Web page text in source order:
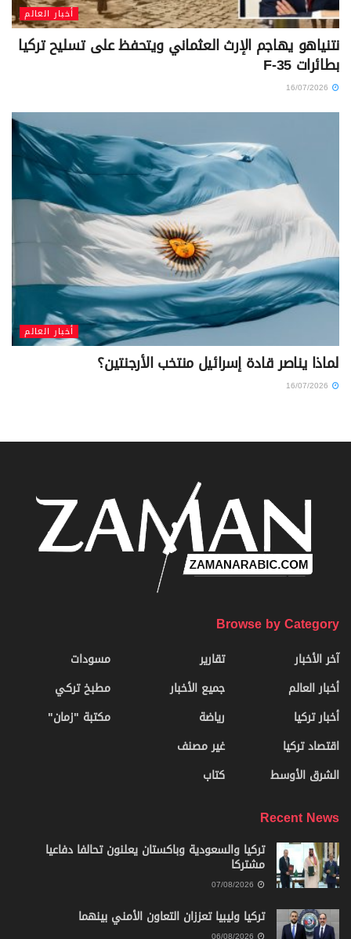
أخبار العالم
نتنياهو يهاجم الإرث العثماني ويتحفظ على تسليح تركيا
بطائرات F-35
أخبار العالم
لماذا يناصر قادة إسرائيل منتخب الأرجنتين؟
Browse by Category
آخر الأخبار
أخبار العالم
أخبار تركيا
اقتصاد تركيا
الشرق الأوسط
تقارير
جميع الأخبار
رياضة
غير مصنف
كتاب
مسودات
مطبخ تركي
مكتبة "زمان"
Recent News
تركيا والسعودية وباكستان يعلنون تحالفا دفاعيا
مشتركا
تركيا وليبيا تعززان التعاون الأمني بينهما